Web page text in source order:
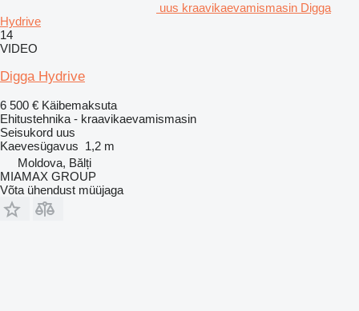
uus kraavikaevamismasin Digga
Hydrive
14
VIDEO
Digga Hydrive
6 500 € Käibemaksuta
Ehitustehnika - kraavikaevamismasin
Seisukord uus
Kaevesügavus 1,2 m
Moldova, Bălți
MIAMAX GROUP
Võta ühendust müüjaga